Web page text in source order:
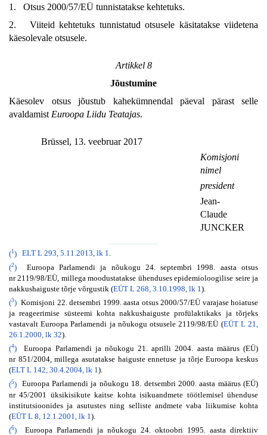
1. Otsus 2000/57/EÜ tunnistatakse kehtetuks.
2. Viiteid kehtetuks tunnistatud otsusele käsitatakse viidetena
käesolevale otsusele.
Artikkel 8
Jõustumine
Käesolev otsus jõustub kahekümnendal päeval pärast selle
avaldamist Euroopa Liidu Teatajas.
Brüssel, 13. veebruar 2017
Komisjoni
nimel
president
Jean-
Claude
JUNCKER
(1 ) ELT L 293, 5.11.2013, lk 1.
(2) Euroopa Parlamendi ja nõukogu 24. septembri 1998. aasta otsus
nr 2119/98/EÜ, millega moodustatakse ühenduses epidemioloogilise seire ja
nakkushaiguste tõrje võrgustik (EÜT L 268, 3.10.1998, lk 1).
(3) Komisjoni 22. detsembri 1999. aasta otsus 2000/57/EÜ varajase hoiatuse
ja reageerimise süsteemi kohta nakkushaiguste profülaktikaks ja tõrjeks
vastavalt Euroopa Parlamendi ja nõukogu otsusele 2119/98/EÜ (EÜT L 21,
26.1.2000, lk 32).
(4) Euroopa Parlamendi ja nõukogu 21. aprilli 2004. aasta määrus (EÜ)
nr 851/2004, millega asutatakse haiguste ennetuse ja tõrje Euroopa keskus
(ELT L 142, 30.4.2004, lk 1).
(5) Euroopa Parlamendi ja nõukogu 18. detsembri 2000. aasta määrus (EÜ)
nr 45/2001 üksikisikute kaitse kohta isikuandmete töötlemisel ühenduse
institutsioonides ja asutustes ning selliste andmete vaba liikumise kohta
(EÜT L 8, 12.1.2001, lk 1 ).
(6) Euroopa Parlamendi ja nõukogu 24. oktoobri 1995. aasta direktiiv